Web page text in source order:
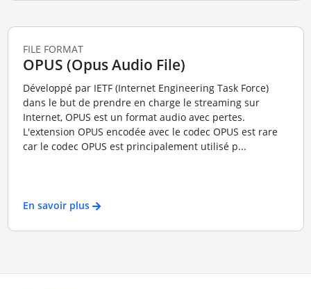
FILE FORMAT
OPUS (Opus Audio File)
Développé par IETF (Internet Engineering Task Force)
dans le but de prendre en charge le streaming sur
Internet, OPUS est un format audio avec pertes.
L'extension OPUS encodée avec le codec OPUS est rare
car le codec OPUS est principalement utilisé p...
En savoir plus